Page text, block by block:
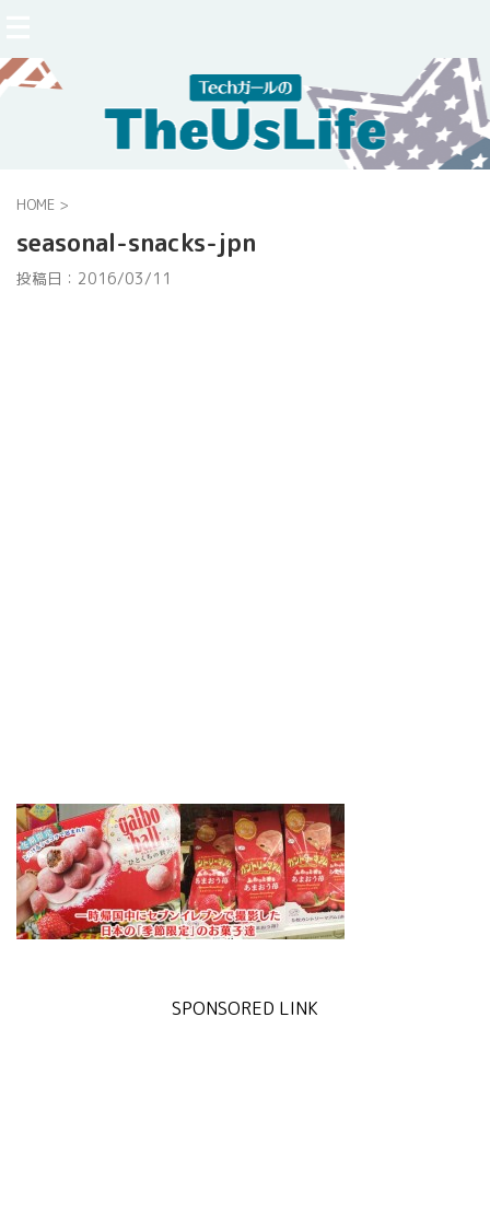
HOME >
seasonal-snacks-jpn
投稿日： 2016/03/11
SPONSORED LINK